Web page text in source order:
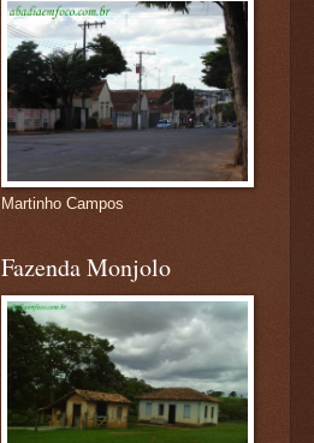
Martinho Campos
Fazenda Monjolo